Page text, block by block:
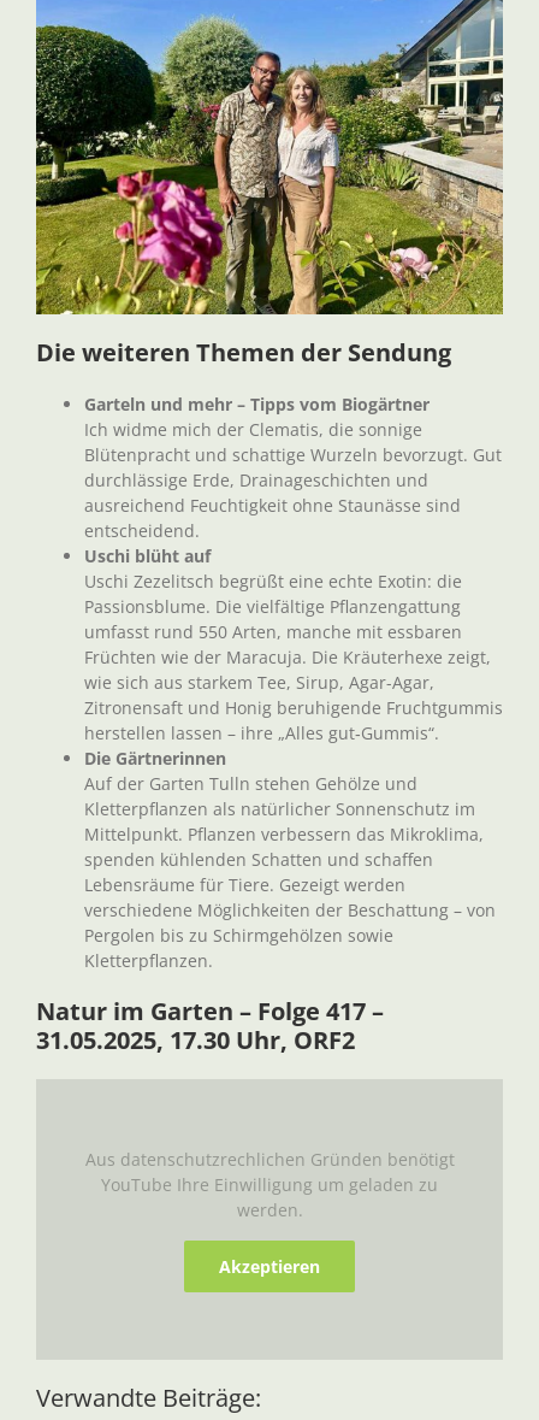
Die weiteren Themen der Sendung
Garteln und mehr – Tipps vom Biogärtner
Ich widme mich der Clematis, die sonnige
Blütenpracht und schattige Wurzeln bevorzugt. Gut
durchlässige Erde, Drainageschichten und
ausreichend Feuchtigkeit ohne Staunässe sind
entscheidend.
Uschi blüht auf
Uschi Zezelitsch begrüßt eine echte Exotin: die
Passionsblume. Die vielfältige Pflanzengattung
umfasst rund 550 Arten, manche mit essbaren
Früchten wie der Maracuja. Die Kräuterhexe zeigt,
wie sich aus starkem Tee, Sirup, Agar-Agar,
Zitronensaft und Honig beruhigende Fruchtgummis
herstellen lassen – ihre „Alles gut‑Gummis“.
Die Gärtnerinnen
Auf der Garten Tulln stehen Gehölze und
Kletterpflanzen als natürlicher Sonnenschutz im
Mittelpunkt. Pflanzen verbessern das Mikroklima,
spenden kühlenden Schatten und schaffen
Lebensräume für Tiere. Gezeigt werden
verschiedene Möglichkeiten der Beschattung – von
Pergolen bis zu Schirmgehölzen sowie
Kletterpflanzen.
Natur im Garten – Folge 417 –
31.05.2025, 17.30 Uhr, ORF2
Aus datenschutzrechlichen Gründen benötigt
YouTube Ihre Einwilligung um geladen zu
werden.
Akzeptieren
Verwandte Beiträge: